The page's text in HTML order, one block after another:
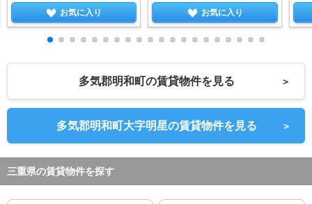
お気に入り お気に入り
多気郡明和町の賃貸物件を見る ＞
多気郡明和町大字明星の賃貸物件を見る ＞
三重県の賃貸物件を探す